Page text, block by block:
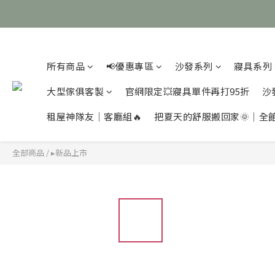
所有商品 📢優惠專區 沙發系列
寢具系列
大型傢俱客製
官網限定💥寢具單件再打95折
沙
租屋神隊友｜客廳組🔥
把夏天的舒服搬回家🌞｜全
全部商品 /▸新品上市